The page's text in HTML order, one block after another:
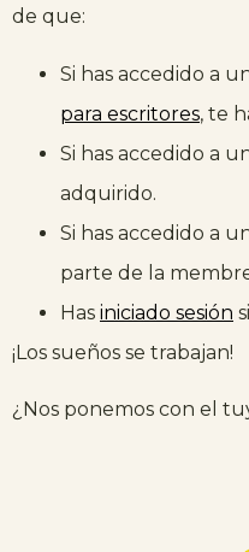
de que:
Si has accedido a
para escritores, te
Si has accedido a
adquirido.
Si has accedido a
parte de la
Has iniciado sesión
¡Los sueños se trabajan!
¿Nos ponemos con el